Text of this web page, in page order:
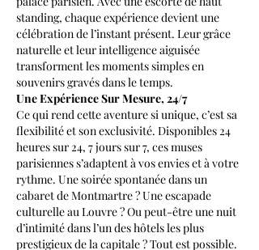
standing, chaque expérience devient une
célébration de l’instant présent. Leur grâce
naturelle et leur intelligence aiguisée
transforment les moments simples en
souvenirs gravés dans le temps.
Une Expérience Sur Mesure, 24/7
Ce qui rend cette aventure si unique, c’est sa
flexibilité et son exclusivité. Disponibles 24
heures sur 24, 7 jours sur 7, ces muses
parisiennes s’adaptent à vos envies et à votre
rythme. Une soirée spontanée dans un
cabaret de Montmartre ? Une escapade
culturelle au Louvre ? Ou peut-être une nuit
d’intimité dans l’un des hôtels les plus
prestigieux de la capitale ? Tout est possible.